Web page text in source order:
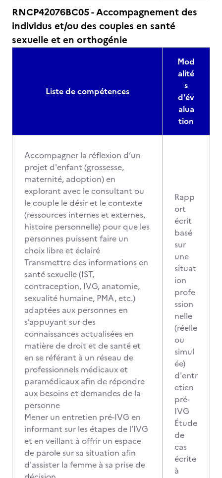
RNCP42076BC05 - Accompagnement des
individus et/ou des couples en santé
sexuelle et en orthogénie
Liste de compétences
Mod
alité
s
d'év
alua
tion
Accompagner la réflexion d’un
projet d'enfant (grossesse,
maternité, adoption) en
explorant avec le consultant ou
le couple le désir et le contexte
(ressources internes et externes,
histoire personnelle) pour que les
personnes puissent faire un
choix libre et éclairé
Transmettre des informations en
santé sexuelle (IST,
contraception, IVG, anatomie,
sexualité humaine, PMA, etc.)
adaptées aux personnes en
s’appuyant sur des
connaissances actualisées en
matière de droit et de santé et
en se référant à un réseau de
professionnels médicaux et
paramédicaux afin de répondre
aux besoins et demandes de la
personne
Mener un entretien pré-IVG en
informant sur les étapes de l’IVG
et en veillant à offrir un espace
de parole sur sa situation afin
d'assister la femme à sa prise de
Rapp
ort
écrit
basé
sur
une
situat
ion
profe
ssion
nelle
(réelle
ou
simul
ée)
d'entr
etien
pré-
IVG
Étude
de
cas
écrite
à